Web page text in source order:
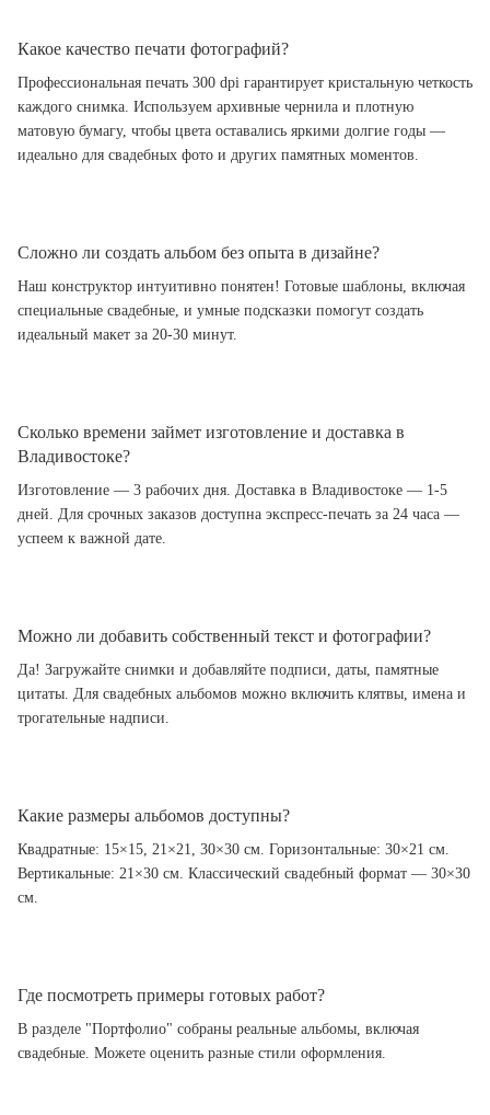
Какое качество печати фотографий?
Профессиональная печать 300 dpi гарантирует кристальную четкость
каждого снимка. Используем архивные чернила и плотную
матовую бумагу, чтобы цвета оставались яркими долгие годы —
идеально для свадебных фото и других памятных моментов.
Сложно ли создать альбом без опыта в дизайне?
Наш конструктор интуитивно понятен! Готовые шаблоны, включая
специальные свадебные, и умные подсказки помогут создать
идеальный макет за 20-30 минут.
Сколько времени займет изготовление и доставка в
Владивостоке?
Изготовление — 3 рабочих дня. Доставка в Владивостоке — 1-5
дней. Для срочных заказов доступна экспресс-печать за 24 часа —
успеем к важной дате.
Можно ли добавить собственный текст и фотографии?
Да! Загружайте снимки и добавляйте подписи, даты, памятные
цитаты. Для свадебных альбомов можно включить клятвы, имена и
трогательные надписи.
Какие размеры альбомов доступны?
Квадратные: 15×15, 21×21, 30×30 см. Горизонтальные: 30×21 см.
Вертикальные: 21×30 см. Классический свадебный формат — 30×30
см.
Где посмотреть примеры готовых работ?
В разделе "Портфолио" собраны реальные альбомы, включая
свадебные. Можете оценить разные стили оформления.